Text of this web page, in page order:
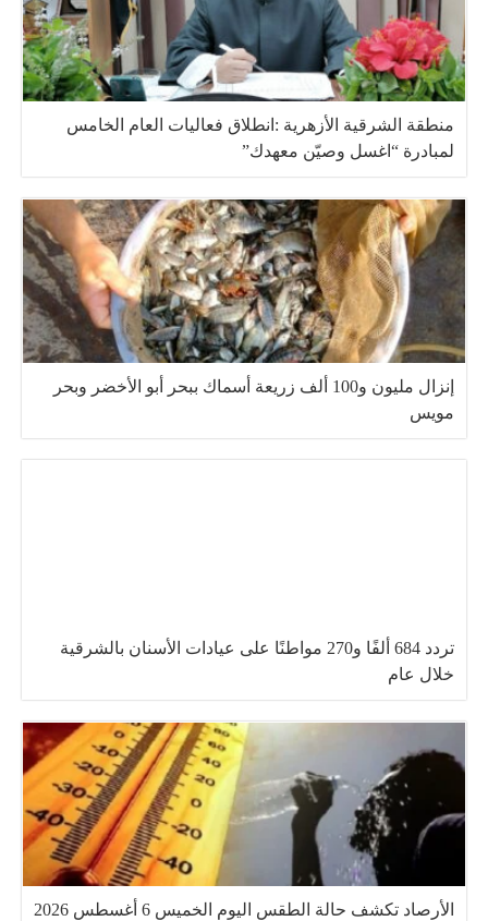
منطقة الشرقية الأزهرية :انطلاق فعاليات العام الخامس
لمبادرة “اغسل وصيّن معهدك”
إنزال مليون و100 ألف زريعة أسماك ببحر أبو الأخضر وبحر
مويس
تردد 684 ألفًا و270 مواطنًا على عيادات الأسنان بالشرقية
خلال عام
الأرصاد تكشف حالة الطقس اليوم الخميس 6 أغسطس 2026